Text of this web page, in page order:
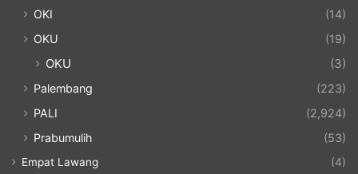
OKI
(14)
OKU
(19)
OKU (3)
Palembang
(223)
PALI
(2,924)
Prabumulih
(53)
Empat Lawang
(4)